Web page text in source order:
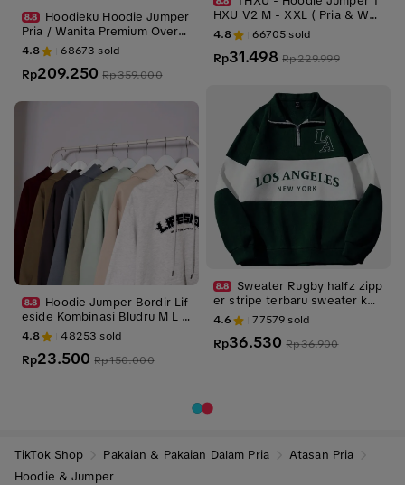
Hoodieku Hoodie Jumper
Pria / Wanita Premium Oversi
ze Relaxed-Fit Fleece Unisex
| Tebal & Adem | Handmade L
okal | Dark Brown
4.8 68673 sold
Rp209.250 Rp359.000
Hoodie Jumper Bordir Lif
eside Kombinasi Bludru M L X
L XXL Pria Wanita Fleece Teb
4.8 48253 sold
Rp23.500 Rp150.000
HXU V2 M - XXL ( Pria & Wan
ita )
4.8 66705sold
Rp31.498 Rp229.999
Sweater Rugby halfz zipp
er stripe terbaru sweater ker
ah Loseangels pria wanita Fle
ece Katun Sablon
4.6 77579sold
Rp36.530 Rp36.900
TikTok Shop Pakaian & Pakaian Dalam Pria
Atasan Pria
Hoodie & Jumper